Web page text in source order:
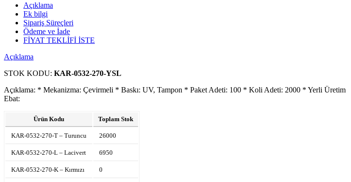
Açıklama
Ek bilgi
Sipariş Süreçleri
Ödeme ve İade
FİYAT TEKLİFİ İSTE
Açıklama
STOK KODU: KAR-0532-270-YSL
Açıklama: * Mekanizma: Çevirmeli * Baskı: UV, Tampon * Paket Adeti: 100 * Koli Adeti: 2000 * Yerli Üretim
Ebat:
Ürün Kodu Toplam Stok
KAR-0532-270-T – Turuncu 26000
KAR-0532-270-L – Lacivert 6950
KAR-0532-270-K – Kırmızı 0